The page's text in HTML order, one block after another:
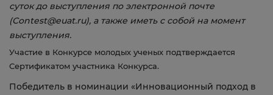
суток до выступления по электронной почте
(Contest@euat.ru), а также иметь с собой на момент
выступления.
Участие в Конкурсе молодых ученых подтверждается
Сертификатом участника Конкурса.
Победитель в номинации «Инновационный подход в